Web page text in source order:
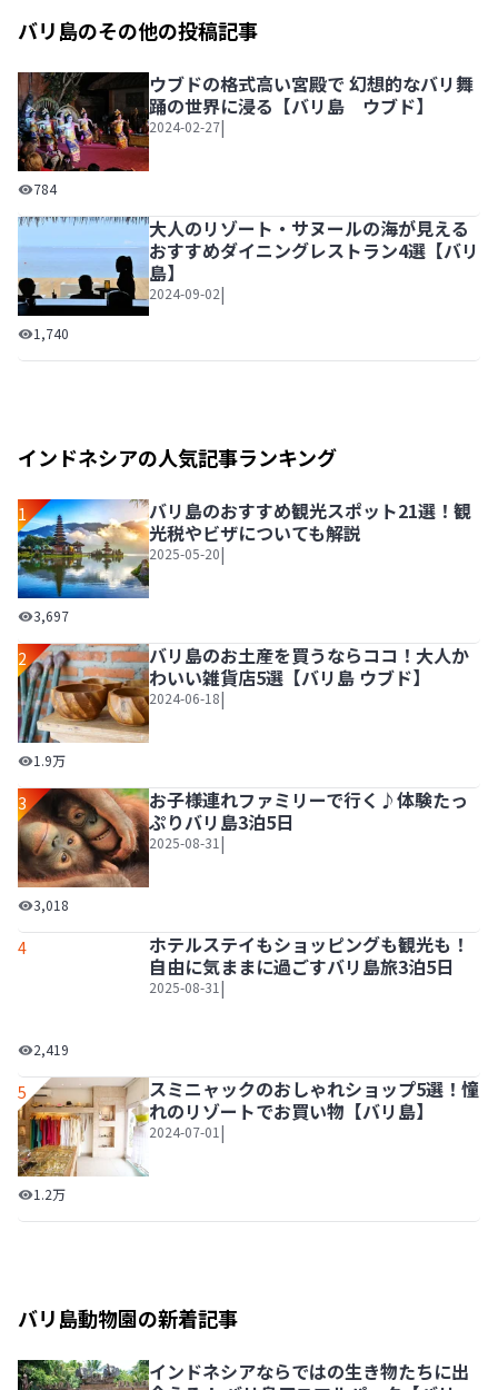
バリ島のその他の投稿記事
ウブドの格式高い宮殿で 幻想的なバリ舞踊の世界に浸る
784
ウブドの格式高い宮殿で 幻想的なバリ舞
踊の世界に浸る【バリ島 ウブド】
2024-02-27|
大人のリゾート・サヌールの海が見えるおすすめダイニン
1,740
大人のリゾート・サヌールの海が見える
おすすめダイニングレストラン4選【バリ
島】
2024-09-02|
インドネシアの人気記事ランキング
1
バリ島のおすすめ観光スポット21選！観光税やビザについ
3,697
バリ島のおすすめ観光スポット21選！観
光税やビザについても解説
2025-05-20|
2
バリ島のお土産を買うならココ！大人かわいい雑貨店5選【
1.9万
バリ島のお土産を買うならココ！大人か
わいい雑貨店5選【バリ島 ウブド】
2024-06-18|
3
お子様連れファミリーで行く♪体験たっぷりバリ島3泊5日
3,018
お子様連れファミリーで行く♪体験たっ
ぷりバリ島3泊5日
2025-08-31 |
4
ホテルステイもショッピングも観光も！自由に気ままに過
2,419
ホテルステイもショッピングも観光も！
自由に気ままに過ごすバリ島旅3泊5日
2025-08-31 |
5
スミニャックのおしゃれショップ5選！憧れのリゾートでお
1.2万
スミニャックのおしゃれショップ5選！憧
れのリゾートでお買い物【バリ島】
2024-07-01 |
バリ島動物園の新着記事
インドネシアならではの生き物たちに出